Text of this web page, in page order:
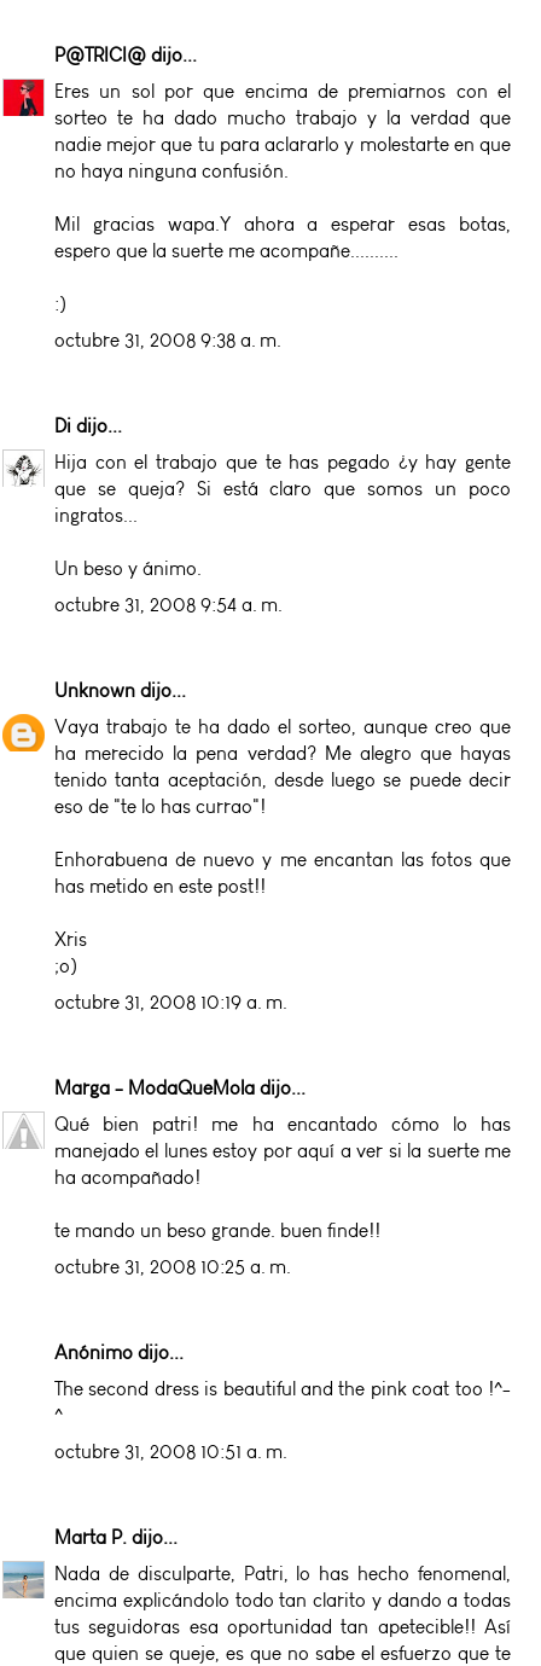
P@TRICI@ dijo...
Eres un sol por que encima de premiarnos con el
sorteo te ha dado mucho trabajo y la verdad que
nadie mejor que tu para aclararlo y molestarte en que
no haya ninguna confusión.
Mil gracias wapa.Y ahora a esperar esas botas,
espero que la suerte me acompañe..........
:)
octubre 31, 2008 9:38 a. m.
Di dijo...
Hija con el trabajo que te has pegado ¿y hay gente
que se queja? Si está claro que somos un poco
ingratos...
Un beso y ánimo.
octubre 31, 2008 9:54 a. m.
Unknown dijo...
Vaya trabajo te ha dado el sorteo, aunque creo que
ha merecido la pena verdad? Me alegro que hayas
tenido tanta aceptación, desde luego se puede decir
eso de "te lo has currao"!
Enhorabuena de nuevo y me encantan las fotos que
has metido en este post!!
Xris
;o)
octubre 31, 2008 10:19 a. m.
Marga - ModaQueMola dijo...
Qué bien patri! me ha encantado cómo lo has
manejado el lunes estoy por aquí a ver si la suerte me
ha acompañado!
te mando un beso grande. buen finde!!
octubre 31, 2008 10:25 a. m.
Anónimo dijo...
The second dress is beautiful and the pink coat too !^-
^
octubre 31, 2008 10:51 a. m.
Marta P. dijo...
Nada de disculparte, Patri, lo has hecho fenomenal,
encima explicándolo todo tan clarito y dando a todas
tus seguidoras esa oportunidad tan apetecible!! Así
que quien se queje, es que no sabe el esfuerzo que te